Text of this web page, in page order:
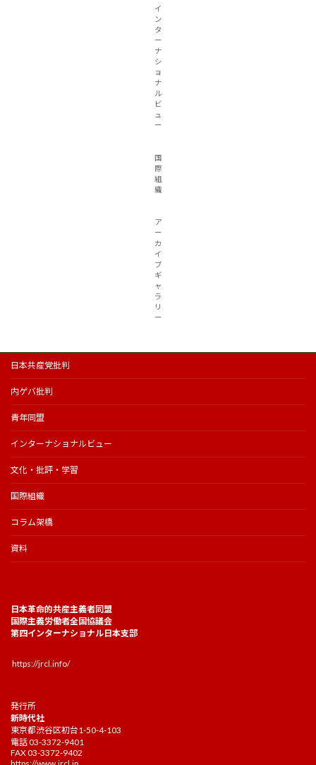
イ
ン
タ
ー
ナ
シ
ョ
ナ
ル
ビ
ュ
ー
国
際
組
織
ア
ー
カ
イ
ブ
ギ
ャ
ラ
リ
ー
日本共産党批判
内ゲバ批判
青年同盟
インターナショナルビュー
文化・批評・学習
国際組織
コラム架橋
資料
日本革命的共産主義者同盟
国際主義労働者全国協議会
第四インターナショナル日本支部
https://jrcl.info/
発行所
新時代社
東京都渋谷区初台1-50-4-103
電話 03-3372-9401
FAX 03-3372-9402